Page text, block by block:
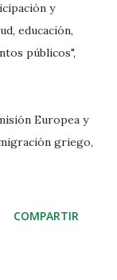
y
educación,
públicos",
Europea y
griego,
COMPARTIR